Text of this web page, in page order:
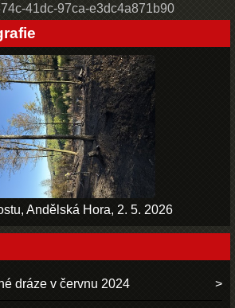
41dc-97ca-e3dc4a871b90
Andělská Hora, 2. 5. 2026
dráze v červnu 2024